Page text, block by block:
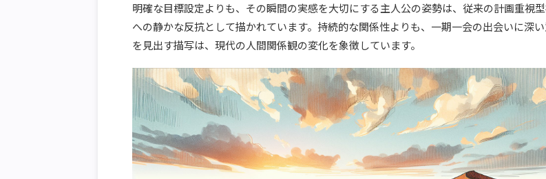
明確な目標設定よりも、その瞬間の実感を大切にする主人公の姿勢は、従来の計画重視
への静かな反抗として描かれています。持続的な関係性よりも、一期一会の出会いに深
を見出す描写は、現代の人間関係観の変化を象徴しています。